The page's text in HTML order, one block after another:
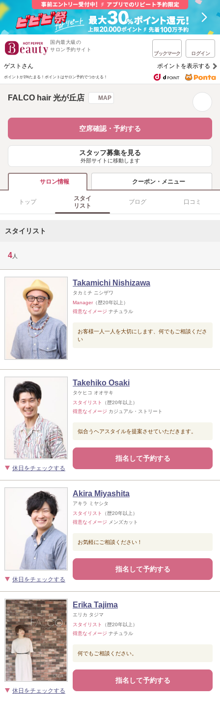
国内最大級の
サロン予約サイト
ブックマーク ログイン
ゲストさん ポイントを表示する
ポイントが1%たまる！ ポイントはサロン予約でつかえる！
FALCO hair 光が丘店 MAP
空席確認・予約する
スタッフ募集を見る
外部サイトに移動します
サロン情報 クーポン・メニュー
トップ
スタイ
リスト
ブログ 口コミ
スタイリスト
4 人
Takamichi Nishizawa
タカミチ ニシザワ
Manager（歴20年以上）
得意なイメージ ナチュラル
お客様一人一人を大切にします、何でもご相談くださ
い
休日をチェックする
Takehiko Osaki
タケヒコ オオサキ
スタイリスト
（歴20年以上）
得意なイメージ カジュアル・ストリート
似合うヘアスタイルを提案させていただきます。
指名して予約する
休日をチェックする
Akira Miyashita
アキラ ミヤシタ
スタイリスト
（歴20年以上）
得意なイメージ メンズカット
お気軽にご相談ください！
指名して予約する
休日をチェックする
Erika Tajima
エリカ タジマ
スタイリスト
（歴20年以上）
得意なイメージ ナチュラル
何でもご相談ください。
指名して予約する